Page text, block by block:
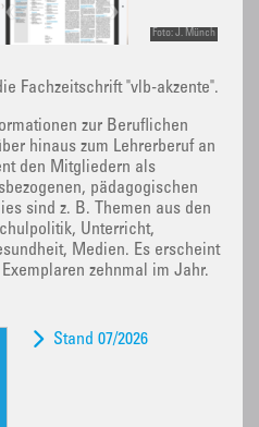
Foto: J. Münch
Fachzeitschrift "vlb-akzente".
zur Beruflichen
hinaus zum Lehrerberuf an
den Mitgliedern als
pädagogischen
sind z. B. Themen aus den
Unterricht,
Medien. Es erscheint
zehnmal im Jahr.
Stand 07/2026